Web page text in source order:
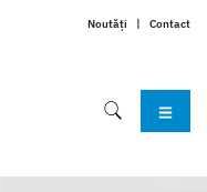
Noutăți | Contact